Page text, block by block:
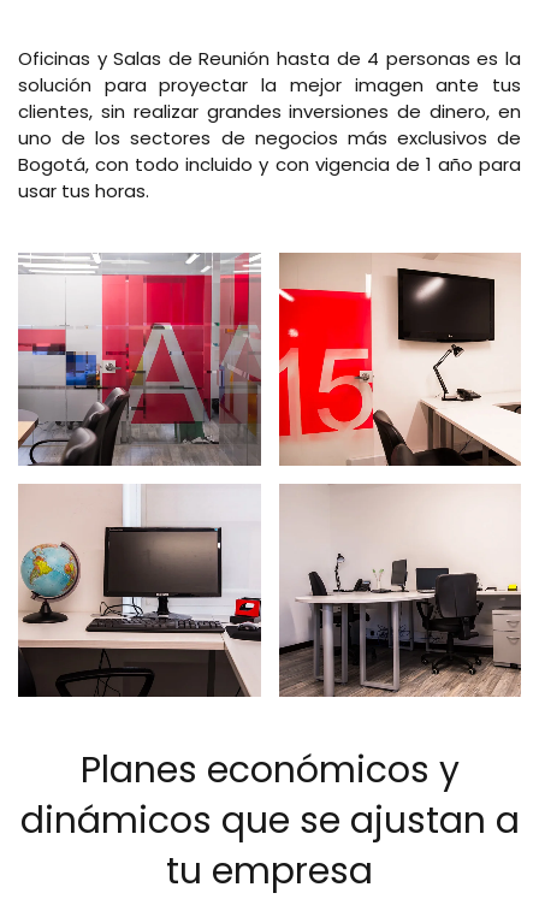
Oficinas y Salas de Reunión hasta de 4 personas es la
solución para proyectar la mejor imagen ante tus
clientes, sin realizar grandes inversiones de dinero, en
uno de los sectores de negocios más exclusivos de
Bogotá, con todo incluido y con vigencia de 1 año para
usar tus horas.
Planes económicos y
dinámicos que se ajustan a
tu empresa